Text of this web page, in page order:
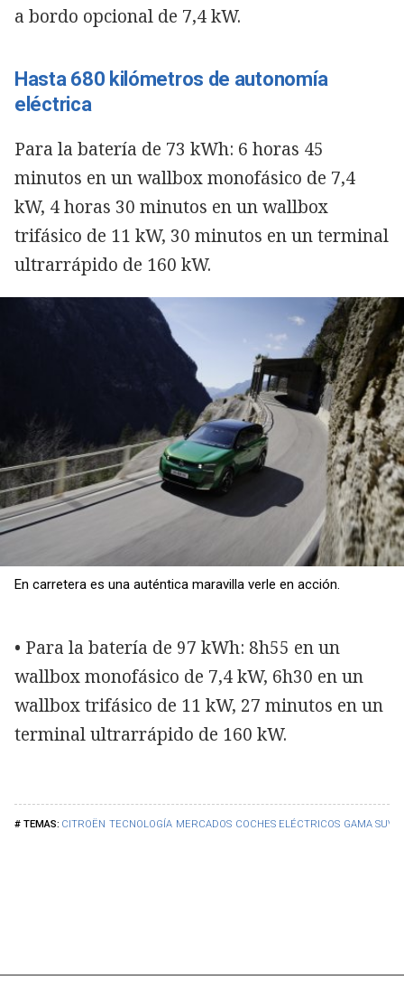
CITROËN TECNOLOGÍA MERCADOS COCHES ELÉCTRICOS GAMA SUV
a bordo opcional de 7,4 kW.
Hasta 680 kilómetros de autonomía
eléctrica
Para la batería de 73 kWh: 6 horas 45
minutos en un wallbox monofásico de 7,4
kW, 4 horas 30 minutos en un wallbox
trifásico de 11 kW, 30 minutos en un terminal
ultrarrápido de 160 kW.
En carretera es una auténtica maravilla verle en acción.
• Para la batería de 97 kWh: 8h55 en un
wallbox monofásico de 7,4 kW, 6h30 en un
wallbox trifásico de 11 kW, 27 minutos en un
terminal ultrarrápido de 160 kW.